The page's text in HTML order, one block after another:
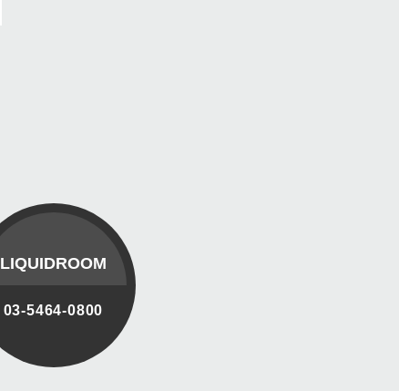
LIQUIDROOM
03-5464-0800